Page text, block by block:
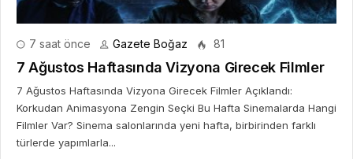
7 saat önce Gazete Boğaz 81
7 Ağustos Haftasında Vizyona Girecek Filmler
7 Ağustos Haftasında Vizyona Girecek Filmler Açıklandı:
Korkudan Animasyona Zengin Seçki Bu Hafta Sinemalarda Hangi
Filmler Var? Sinema salonlarında yeni hafta, birbirinden farklı
türlerde yapımlarla...